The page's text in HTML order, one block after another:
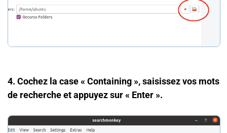
4. Cochez la case « Containing », saisissez vos mots
de recherche et appuyez sur « Enter ».